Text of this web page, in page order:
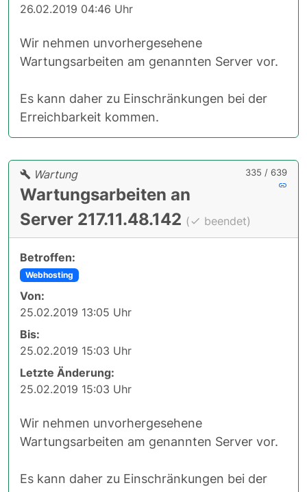
26.02.2019 04:46 Uhr
Wir nehmen unvorhergesehene
Wartungsarbeiten am genannten Server vor.
Es kann daher zu Einschränkungen bei der
Erreichbarkeit kommen.
335 / 639
Wartung
Wartungsarbeiten an
Server 217.11.48.142 ( beendet)
Betroffen:
Webhosting
Von:
25.02.2019 13:05 Uhr
Bis:
25.02.2019 15:03 Uhr
Letzte Änderung:
25.02.2019 15:03 Uhr
Wir nehmen unvorhergesehene
Wartungsarbeiten am genannten Server vor.
Es kann daher zu Einschränkungen bei der